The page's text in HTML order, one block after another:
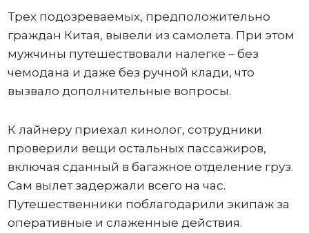
Трех подозреваемых, предположительно
граждан Китая, вывели из самолета. При этом
мужчины путешествовали налегке – без
чемодана и даже без ручной клади, что
вызвало дополнительные вопросы.
К лайнеру приехал кинолог, сотрудники
проверили вещи остальных пассажиров,
включая сданный в багажное отделение груз.
Сам вылет задержали всего на час.
Путешественники поблагодарили экипаж за
оперативные и слаженные действия.